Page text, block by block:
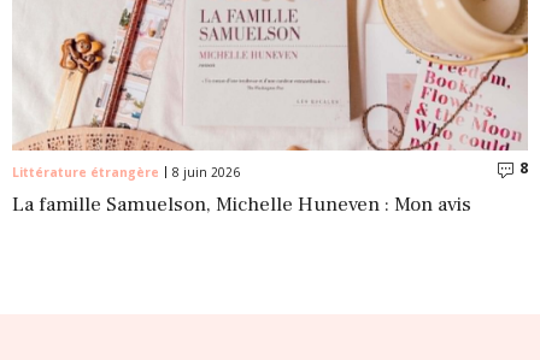
Littérature étrangère 8 juin 2026 8
La famille Samuelson, Michelle Huneven : Mon avis